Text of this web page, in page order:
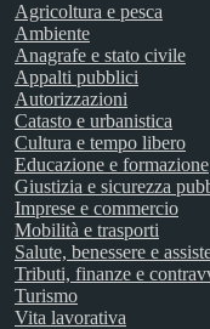
Agricoltura e pesca
Ambiente
Anagrafe e stato civile
Appalti pubblici
Autorizzazioni
Catasto e urbanistica
Cultura e tempo libero
Educazione e formazione
Giustizia e sicurezza
Imprese e commercio
Mobilità e trasporti
Salute, benessere e
Tributi, finanze e
Turismo
Vita lavorativa